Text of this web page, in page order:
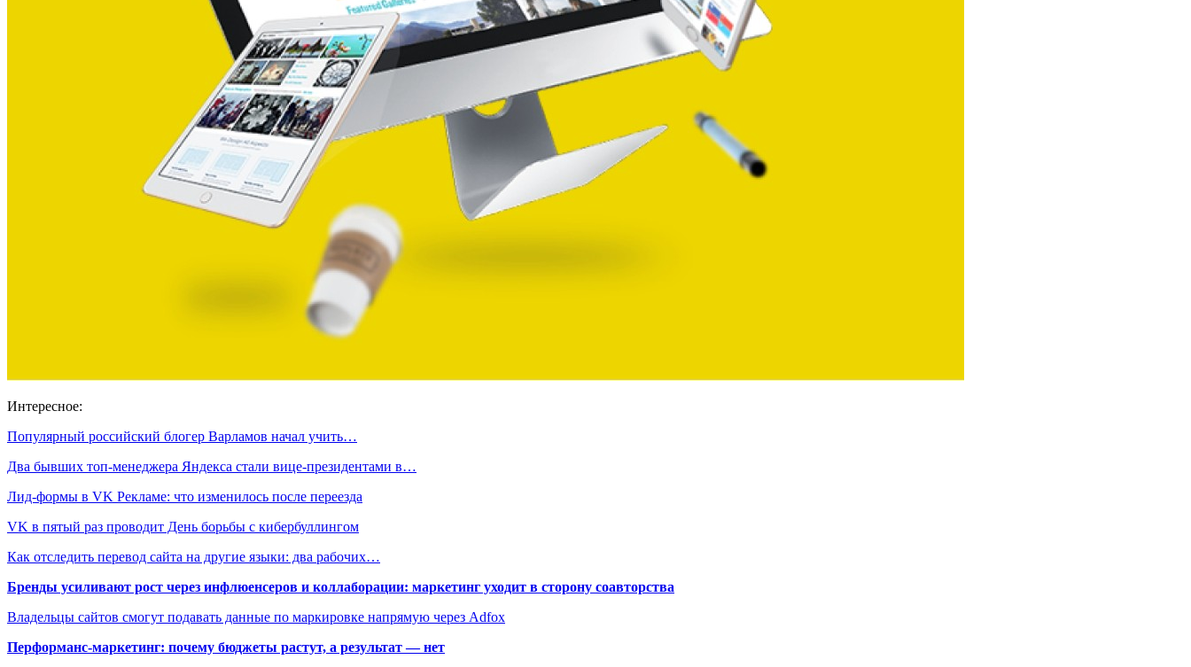
Интересное:
Популярный российский блогер Варламов начал учить…
Два бывших топ-менеджера Яндекса стали вице-президентами в…
Лид-формы в VK Рекламе: что изменилось после переезда
VK в пятый раз проводит День борьбы с кибербуллингом
Как отследить перевод сайта на другие языки: два рабочих…
Бренды усиливают рост через инфлюенсеров и коллаборации: маркетинг уходит в сторону соавторства
Владельцы сайтов смогут подавать данные по маркировке напрямую через Adfox
Перформанс-маркетинг: почему бюджеты растут, а результат — нет